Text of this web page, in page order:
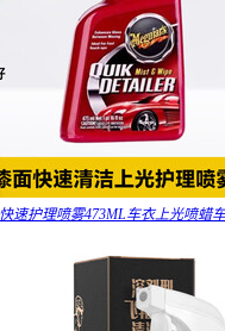
速护理喷雾473ML车衣上光喷蜡